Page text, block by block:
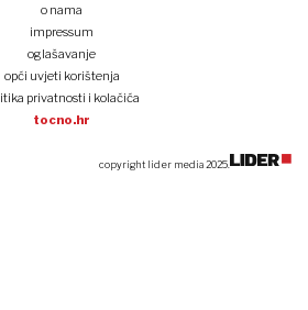
o nama
impressum
oglašavanje
opći uvjeti korištenja
privatnosti i kolačića
tocno.hr
copyright lider media 2025.